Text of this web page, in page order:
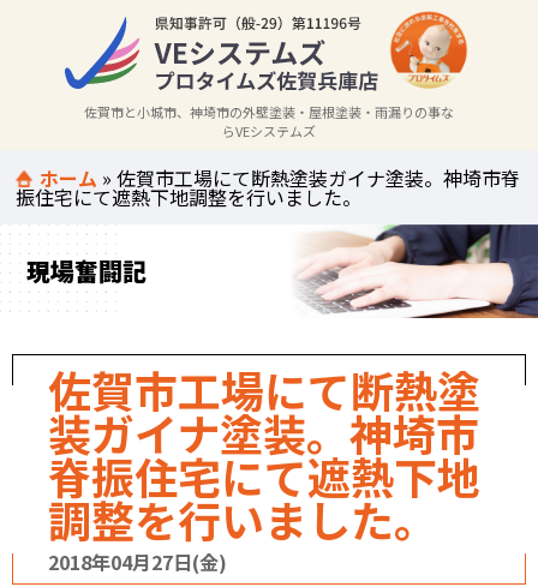
佐賀市と小城市、神埼市の外壁塗装・屋根塗装・雨漏りの事な
らVEシステムズ
ホーム »佐賀市工場にて断熱塗装ガイナ塗装。神埼市脊
振住宅にて遮熱下地調整を行いました。
現場奮闘記
佐賀市工場にて断熱塗
装ガイナ塗装。神埼市
脊振住宅にて遮熱下地
調整を行いました。
2018年04月27日(金)